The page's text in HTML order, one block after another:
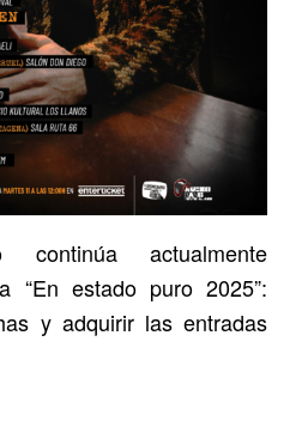
continúa actualmente
“En estado puro 2025”:
y adquirir las entradas